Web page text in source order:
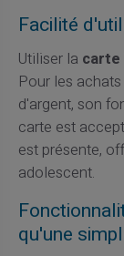
Facilité
Utiliser la
Pour les
d'argent, son
carte est
est présente,
adolescent.
qu'une